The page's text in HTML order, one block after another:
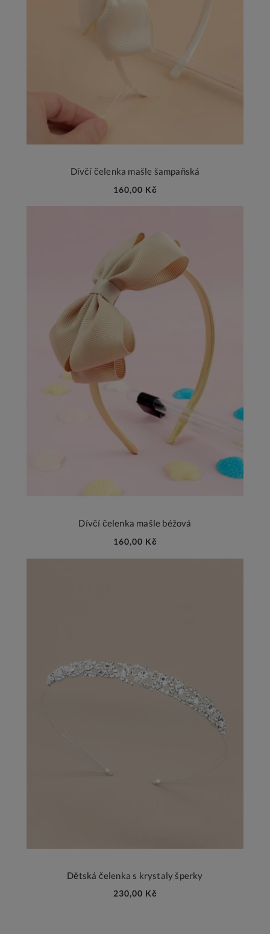
Dívčí čelenka mašle šampaňská
160,00 Kč
Dívčí čelenka mašle béžová
160,00 Kč
Dětská čelenka s krystaly šperky
230,00 Kč